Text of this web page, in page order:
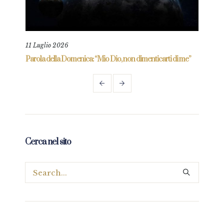
11 Luglio 2026
Parola della Domenica: “Mio Dio, non dimenticarti di me”
Cerca nel sito